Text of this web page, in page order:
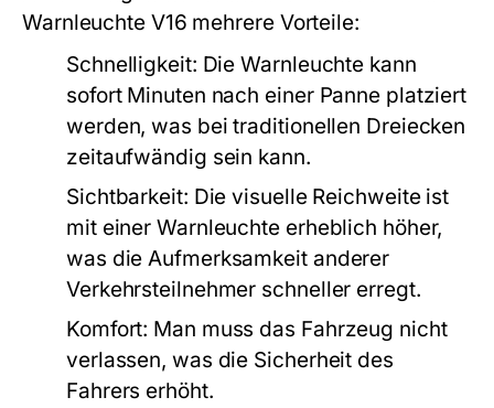
Warnleuchte V16 mehrere Vorteile:
Schnelligkeit: Die Warnleuchte kann
sofort Minuten nach einer Panne platziert
werden, was bei traditionellen Dreiecken
zeitaufwändig sein kann.
Sichtbarkeit: Die visuelle Reichweite ist
mit einer Warnleuchte erheblich höher,
was die Aufmerksamkeit anderer
Verkehrsteilnehmer schneller erregt.
Komfort: Man muss das Fahrzeug nicht
verlassen, was die Sicherheit des
Fahrers erhöht.